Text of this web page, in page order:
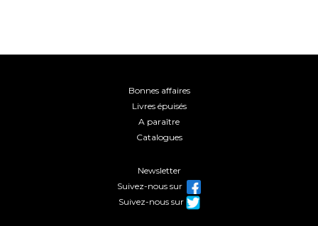
Bonnes affaires
Livres épuisés
A paraître
Catalogues
Newsletter
Suivez-nous sur
Suivez-nous sur